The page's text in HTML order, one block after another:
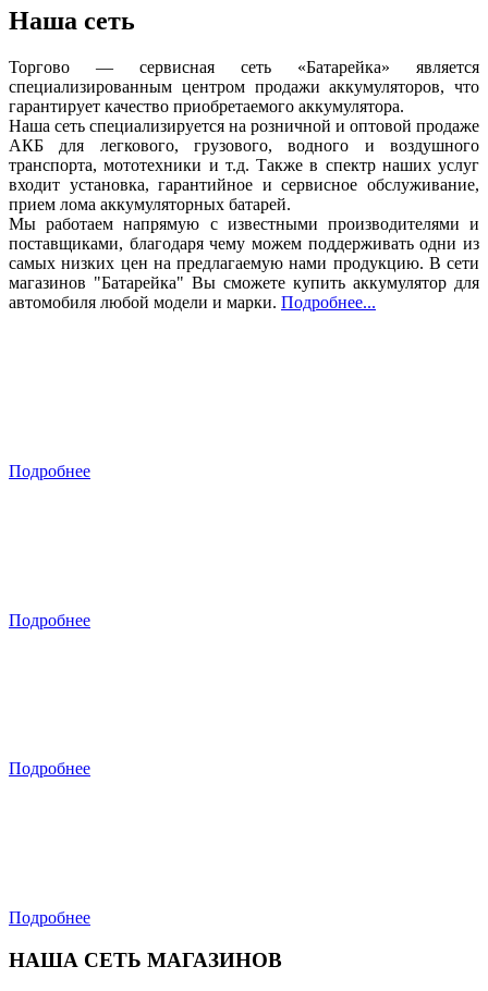
Наша сеть
Торгово — сервисная сеть «Батарейка» является
специализированным центром продажи аккумуляторов, что
гарантирует качество приобретаемого аккумулятора.
Наша сеть специализируется на розничной и оптовой продаже
АКБ для легкового, грузового, водного и воздушного
транспорта, мототехники и т.д. Также в спектр наших услуг
входит установка, гарантийное и сервисное обслуживание,
прием лома аккумуляторных батарей.
Мы работаем напрямую с известными производителями и
поставщиками, благодаря чему можем поддерживать одни из
самых низких цен на предлагаемую нами продукцию. В сети
магазинов "Батарейка" Вы сможете купить аккумулятор для
автомобиля любой модели и марки. Подробнее...
Подробнее
Подробнее
Подробнее
Подробнее
НАША СЕТЬ МАГАЗИНОВ